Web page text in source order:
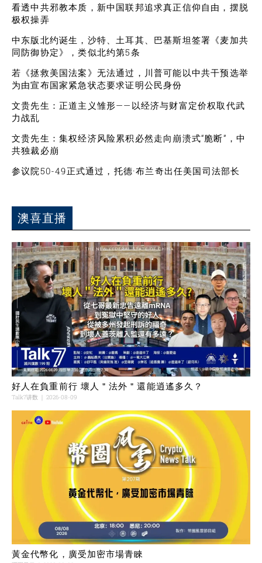
看透中共邪教本质，新中国联邦追求真正信仰自由，摆脱
极权操弄
中东版北约诞生，沙特、土耳其、巴基斯坦签署《麦加共
同防御协定》，类似北约第5条
若《拯救美国法案》无法通过，川普可能以中共干预选举
为由宣布国家紧急状态要求证明公民身份
文贵先生：正道主义雏形——以经济与财富定价权取代武
力战乱
文贵先生：集权经济风险累积必然走向崩溃式“脆断”，中
共独裁必崩
参议院50-49正式通过，托德·布兰奇出任美国司法部长
澳喜直播
好人在負重前行 壞人＂法外＂還能逍遙多久？
Talk7讲数 2026-08-09
黃金代幣化，廣受加密市場青睞